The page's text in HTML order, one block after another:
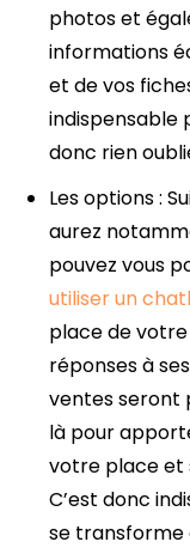
photos et
informations
et de vos
indispensable
donc rien
Les options :
aurez
pouvez vous
utiliser un
place de
réponses à
ventes seront
là pour
votre place et
C’est donc
se transforme